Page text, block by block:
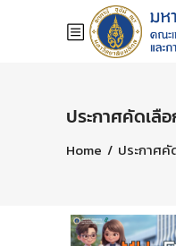
ประกาศคัดเลื
Home / ประกาศคั